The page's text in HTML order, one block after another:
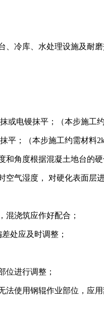
冷库、水处理设施及耐磨
电镘抹平；（本步施工约
；（本步施工约需材料
角度根据混凝土地台的硬
气湿度， 对硬化表面层进
，混浇筑应作好配合；
差处应及时调整；
部位进行调整；
使用钢辊作业部位，应用